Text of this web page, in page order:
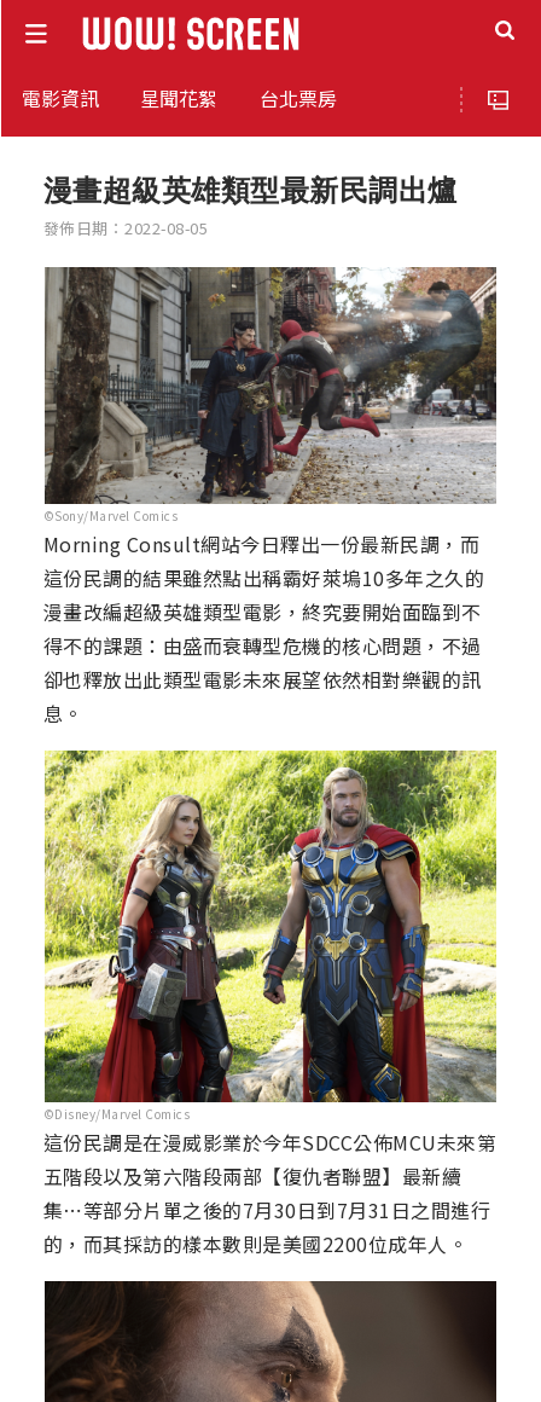
電影資訊 星聞花絮 台北票房
漫畫超級英雄類型最新民調出爐
發佈日期：2022-08-05
©Sony/Marvel Comics
Morning Consult網站今日釋出一份最新民調，而
這份民調的結果雖然點出稱霸好萊塢10多年之久的
漫畫改編超級英雄類型電影，終究要開始面臨到不
得不的課題：由盛而衰轉型危機的核心問題，不過
卻也釋放出此類型電影未來展望依然相對樂觀的訊
息。
©Disney/Marvel Comics
這份民調是在漫威影業於今年SDCC公佈MCU未來第
五階段以及第六階段兩部【復仇者聯盟】最新續
集⋯等部分片單之後的7月30日到7月31日之間進行
的，而其採訪的樣本數則是美國2200位成年人。